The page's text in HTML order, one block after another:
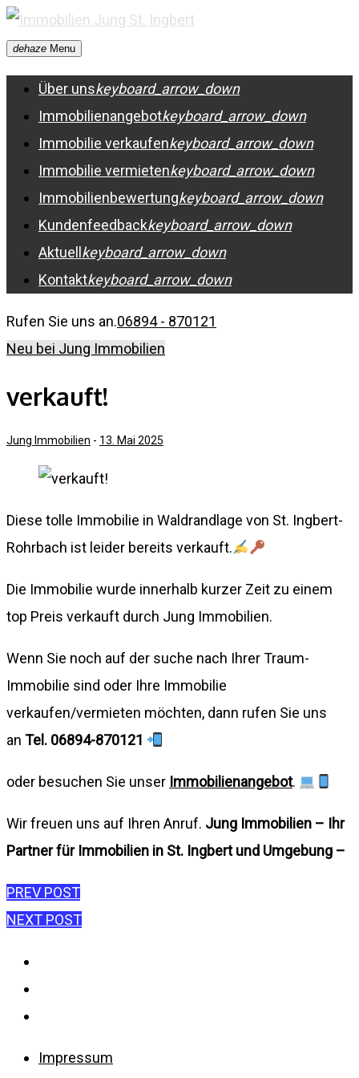
Skip
to
content
dehaze Menu
Über unskeyboard_arrow_down
Immobilienangebotkeyboard_arrow_down
Immobilie verkaufenkeyboard_arrow_down
Immobilie vermietenkeyboard_arrow_down
Immobilienbewertungkeyboard_arrow_down
Kundenfeedbackkeyboard_arrow_down
Aktuell keyboard_arrow_down
Kontaktkeyboard_arrow_down
Rufen Sie uns an.06894 - 870121
Neu bei Jung Immobilien
verkauft!
Jung Immobilien - 13. Mai 2025
Diese tolle Immobilie in Waldrandlage von St. Ingbert-
Rohrbach ist leider bereits verkauft.
Die Immobilie wurde innerhalb kurzer Zeit zu einem
top Preis verkauft durch Jung Immobilien.
Wenn Sie noch auf der suche nach Ihrer Traum-
Immobilie sind oder Ihre Immobilie
verkaufen/vermieten möchten, dann rufen Sie uns
an Tel. 06894-870121
oder besuchen Sie unser Immobilienangebot.
Wir freuen uns auf Ihren Anruf. Jung Immobilien – Ihr
Partner für Immobilien in St. Ingbert und Umgebung –
Beitragsnavigation
PREV POST
NEXT POST
Impressum